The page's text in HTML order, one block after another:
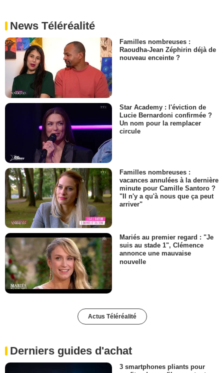
News Téléréalité
Familles nombreuses :
Raoudha-Jean Zéphirin déjà de
nouveau enceinte ?
Star Academy : l'éviction de
Lucie Bernardoni confirmée ?
Un nom pour la remplacer
circule
Familles nombreuses :
vacances annulées à la dernière
minute pour Camille Santoro ?
"Il n'y a qu'à nous que ça peut
arriver"
Mariés au premier regard : "Je
suis au stade 1", Clémence
annonce une mauvaise
nouvelle
Actus Téléréalité
Derniers guides d'achat
3 smartphones pliants pour